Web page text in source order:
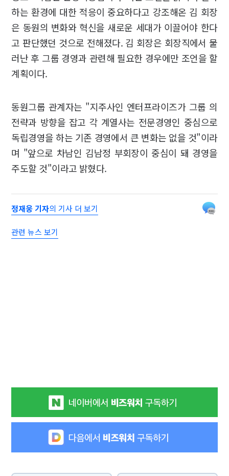
하는 환경에 대한 적응이 중요하다고 강조해온 김 회장
은 동원의 변화와 혁신을 새로운 세대가 이끌어야 한다
고 판단했던 것으로 전해졌다. 김 회장은 회장직에서 물
러난 후 그룹 경영과 관련해 필요한 경우에만 조언을 할
계획이다.
동원그룹 관계자는 "지주사인 엔터프라이즈가 그룹 의
전략과 방향을 잡고 각 계열사는 전문경영인 중심으로
독립경영을 하는 기존 경영에서 큰 변화는 없을 것"이라
며 "앞으로 차남인 김남정 부회장이 중심이 돼 경영을
주도할 것"이라고 밝혔다.
정재웅 기자의 기사 더 보기
관련 뉴스 보기